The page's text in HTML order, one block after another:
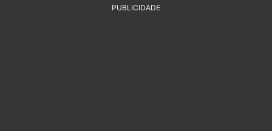
PUBLICIDADE